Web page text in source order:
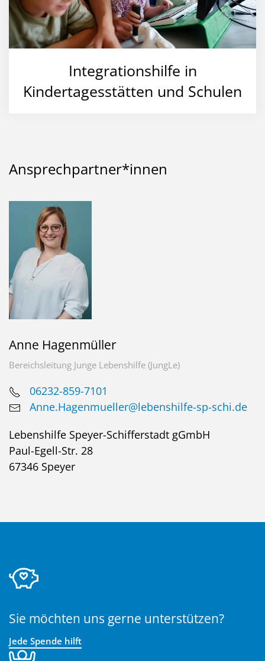
Integrationshilfe in
Kindertagesstätten und Schulen
Ansprechpartner*innen
Anne Hagenmüller
Bereichsleitung Junge Lebenshilfe (JungLe)
06232-859-7101
Anne.Hagenmueller@lebenshilfe-sp-schi.de
Lebenshilfe Speyer-Schifferstadt gGmbH
Paul-Egell-Str. 28
67346 Speyer
Sie möchten uns gerne unterstützen?
Jede Spende hilft